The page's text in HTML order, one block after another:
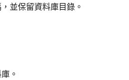
並保留資料庫目錄。
。